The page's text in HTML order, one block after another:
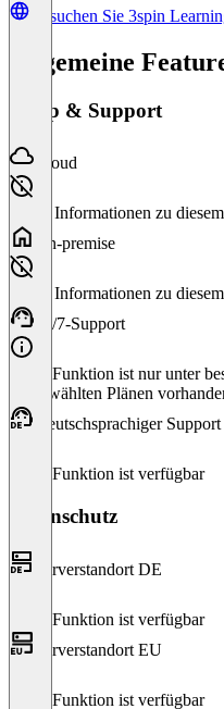
Besuchen Sie 3spin
Allgemeine
Setup & Support
Cloud
Keine Informationen zu
On-premise
Keine Informationen zu
24/7-Support
Diese Funktion ist nur unter
ausgewählten Plänen
Deutschsprachiger Support
Diese Funktion ist verfügbar
Datenschutz
Serverstandort DE
Diese Funktion ist verfügbar
Serverstandort EU
Diese Funktion ist verfügbar